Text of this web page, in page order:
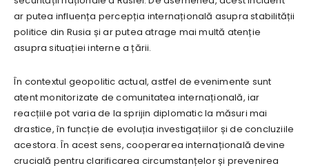
ar putea influența percepția internațională asupra stabilității
politice din Rusia și ar putea atrage mai multă atenție
asupra situației interne a țării.
În contextul geopolitic actual, astfel de evenimente sunt
atent monitorizate de comunitatea internațională, iar
reacțiile pot varia de la sprijin diplomatic la măsuri mai
drastice, în funcție de evoluția investigațiilor și de concluziile
acestora. În acest sens, cooperarea internațională devine
crucială pentru clarificarea circumstanțelor și prevenirea